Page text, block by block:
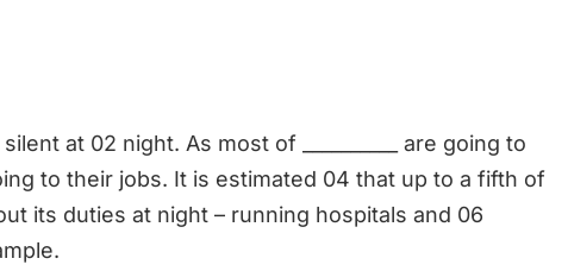
at 02 night. As most of __________ are going to
to their jobs. It is estimated 04 that up to a fifth of
its duties at night – running hospitals and 06